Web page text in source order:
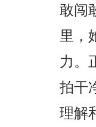
敢闯
里，
力。
拍干
理解